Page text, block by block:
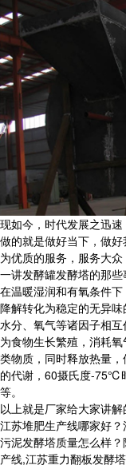
现如今，时代发展之迅
做的就是做好当下，做
为优质的服务，服务大
一讲发酵罐发酵塔的那些
在温暖湿润和有氧条件
降解转化为稳定的无异味
水分、氧气等诸因子相
为食物生长繁殖，消耗
类物质，同时释放热量
的代谢，60摄氏度-75℃
等。
以上就是厂家给大家讲
江苏堆肥生产线哪家好
污泥发酵塔质量怎么样
产线,江苏重力翻板发酵